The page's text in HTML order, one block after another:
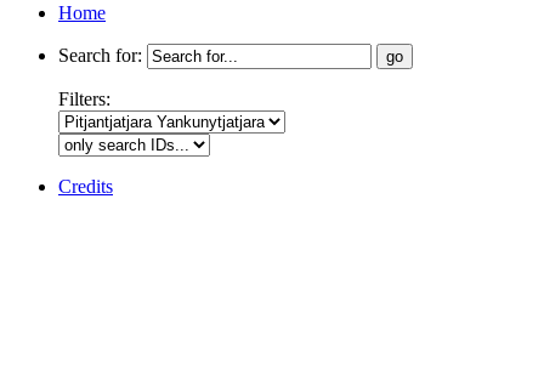
Home
Search for:
Filters:
Credits